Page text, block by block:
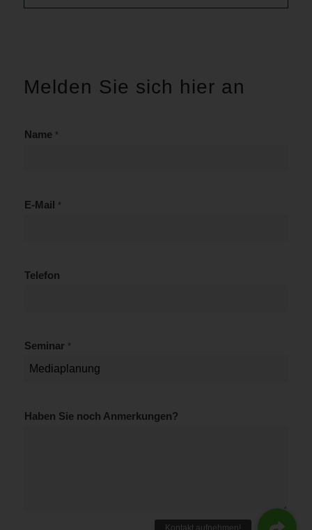
Melden Sie sich hier an
Name *
E-Mail *
Telefon
Seminar *
S
Haben Sie noch Anmerkungen?